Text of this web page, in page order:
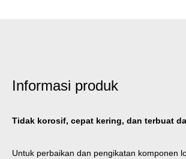
Informasi produk
Tidak korosif, cepat kering, dan terbuat
Untuk perbaikan dan pengikatan komponen